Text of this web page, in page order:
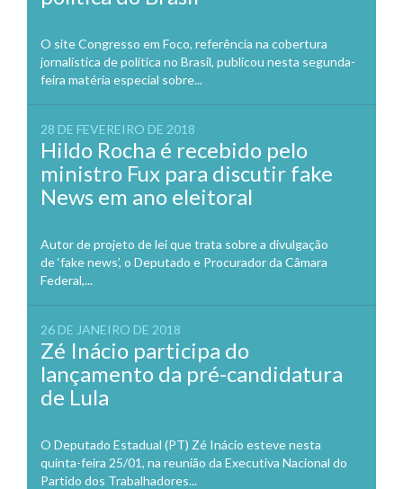
O site Congresso em Foco, referência na cobertura
jornalística de política no Brasil, publicou nesta segunda-
feira matéria especial sobre...
28 DE FEVEREIRO DE 2018
Hildo Rocha é recebido pelo
ministro Fux para discutir fake
News em ano eleitoral
Autor de projeto de lei que trata sobre a divulgação
de ‘fake news’, o Deputado e Procurador da Câmara
Federal,...
26 DE JANEIRO DE 2018
Zé Inácio participa do
lançamento da pré-candidatura
de Lula
O Deputado Estadual (PT) Zé Inácio esteve nesta
quinta-feira 25/01, na reunião da Executiva Nacional do
Partido dos Trabalhadores...